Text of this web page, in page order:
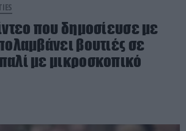
που δημοσίευσε με
βουτιές σε
με μικροσκοπικό